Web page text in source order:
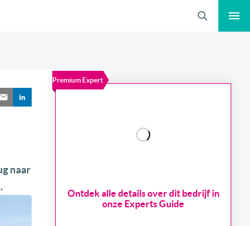
naar
Premium Expert
Ontdek alle details over dit bedrijf in
onze Experts Guide